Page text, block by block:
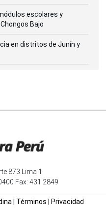
escolares y
Bajo
en distritos de Junín y
873 Lima 1
Fax: 431 2849
Términos
Privacidad